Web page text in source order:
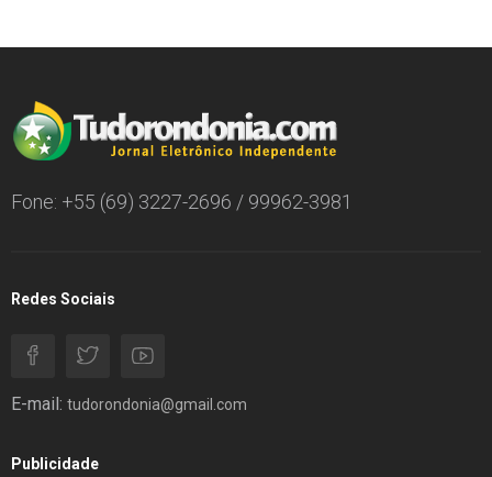
Fone: +55 (69) 3227-2696 / 99962-3981
Redes Sociais
E-mail: tudorondonia@gmail.com
Publicidade